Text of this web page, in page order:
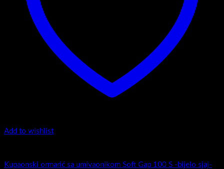
Add to wishlist
Kupaonski ormarić sa umivaonikom Soft Gap 100 S -bijelo sjaj-